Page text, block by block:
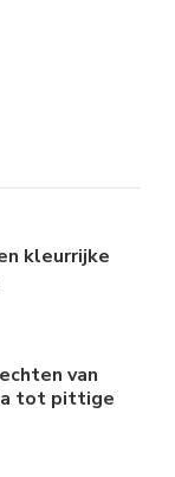
kleurrijke
van
tot pittige